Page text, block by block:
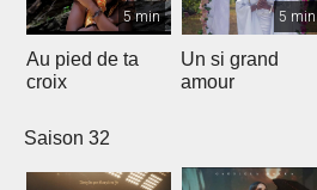
5 min
Au pied de ta
croix
5 min
Un si grand
amour
Saison 32